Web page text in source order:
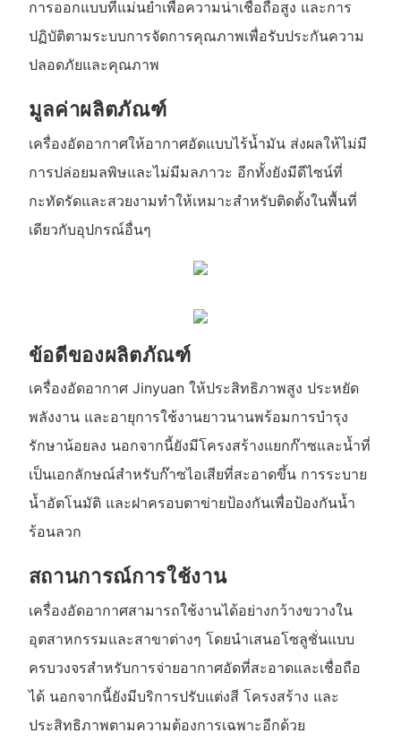
การออกแบบที่แม่นยำเพื่อความน่าเชื่อถือสูง และการ
ปฏิบัติตามระบบการจัดการคุณภาพเพื่อรับประกันความ
ปลอดภัยและคุณภาพ
มูลค่าผลิตภัณฑ์
เครื่องอัดอากาศให้อากาศอัดแบบไร้น้ำมัน ส่งผลให้ไม่มี
การปล่อยมลพิษและไม่มีมลภาวะ อีกทั้งยังมีดีไซน์ที่
กะทัดรัดและสวยงามทำให้เหมาะสำหรับติดตั้งในพื้นที่
เดียวกับอุปกรณ์อื่นๆ
ข้อดีของผลิตภัณฑ์
เครื่องอัดอากาศ Jinyuan ให้ประสิทธิภาพสูง ประหยัด
พลังงาน และอายุการใช้งานยาวนานพร้อมการบำรุง
รักษาน้อยลง นอกจากนี้ยังมีโครงสร้างแยกก๊าซและน้ำที่
เป็นเอกลักษณ์สำหรับก๊าซไอเสียที่สะอาดขึ้น การระบาย
น้ำอัตโนมัติ และฝาครอบตาข่ายป้องกันเพื่อป้องกันน้ำ
ร้อนลวก
สถานการณ์การใช้งาน
เครื่องอัดอากาศสามารถใช้งานได้อย่างกว้างขวางใน
อุตสาหกรรมและสาขาต่างๆ โดยนำเสนอโซลูชั่นแบบ
ครบวงจรสำหรับการจ่ายอากาศอัดที่สะอาดและเชื่อถือ
ได้ นอกจากนี้ยังมีบริการปรับแต่งสี โครงสร้าง และ
ประสิทธิภาพตามความต้องการเฉพาะอีกด้วย